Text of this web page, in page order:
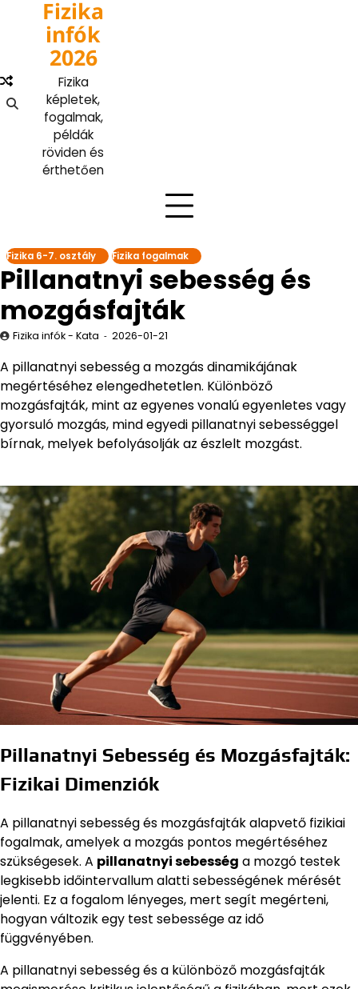
content
Fizika
infók
2026
Fizika
képletek,
fogalmak,
példák
röviden és
érthetően
Fizika 6-7. osztály Fizika fogalmak
Pillanatnyi sebesség és
mozgásfajták
Fizika infók - Kata 2026-01-21
A pillanatnyi sebesség a mozgás dinamikájának
megértéséhez elengedhetetlen. Különböző
mozgásfajták, mint az egyenes vonalú egyenletes vagy
gyorsuló mozgás, mind egyedi pillanatnyi sebességgel
bírnak, melyek befolyásolják az észlelt mozgást.
Pillanatnyi Sebesség és Mozgásfajták:
Fizikai Dimenziók
A pillanatnyi sebesség és mozgásfajták alapvető fizikiai
fogalmak, amelyek a mozgás pontos megértéséhez
szükségesek. A pillanatnyi sebesség a mozgó testek
legkisebb időintervallum alatti sebességének mérését
jelenti. Ez a fogalom lényeges, mert segít megérteni,
hogyan változik egy test sebessége az idő
függvényében.
A pillanatnyi sebesség és a különböző mozgásfajták